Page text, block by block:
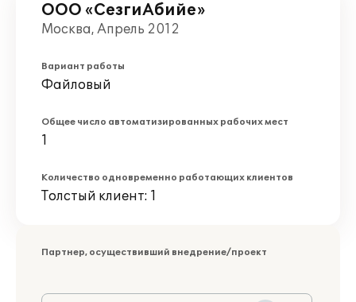
ООО «СезгиАбийе»
Москва, Апрель 2012
Вариант работы
Файловый
Общее число автоматизированных рабочих мест
1
Количество одновременно работающих клиентов
Толстый клиент: 1
Партнер, осуществивший внедрение/проект